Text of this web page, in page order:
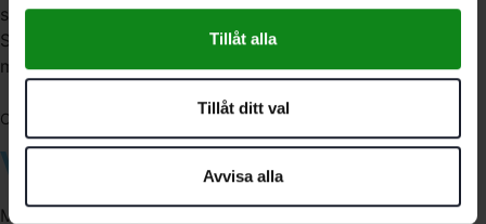
Tillåt alla
Tillåt ditt val
Avvisa alla
serviceverkstad i Stockholm samt en e-handel för hela
Sverige. Av oss får du professionell service av
medarbetare med gedigen erfarenhet.
Org. nr:
Våra öppettider
Måndag-Torsdag: